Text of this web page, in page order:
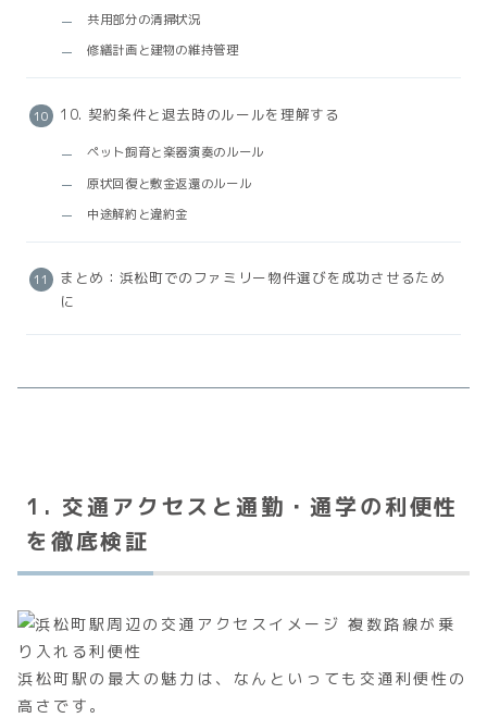
共用部分の清掃状況
修繕計画と建物の維持管理
10. 契約条件と退去時のルールを理解する
ペット飼育と楽器演奏のルール
原状回復と敷金返還のルール
中途解約と違約金
まとめ：浜松町でのファミリー物件選びを成功させるため
に
1. 交通アクセスと通勤・通学の利便性
を徹底検証
浜松町駅の最大の魅力は、なんといっても交通利便性の
高さです。